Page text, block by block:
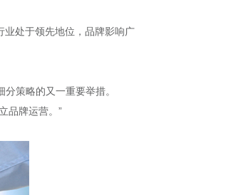
处于领先地位，品牌影响广
策略的又一重要举措。
品牌运营。”